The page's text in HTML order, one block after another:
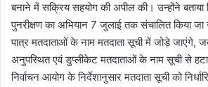
बनाने में सक्रिय सहयोग की अपील की। उन्होंने बताया
पुनरीक्षण का अभियान 7 जुलाई तक संचालित किया जा
पात्र मतदाताओं के नाम मतदाता सूची में जोड़े जाएंगे,
अनुपस्थित एवं डुप्लीकेट मतदाताओं के नाम सूची से
निर्वाचन आयोग के निर्देशानुसार मतदाता सूची को